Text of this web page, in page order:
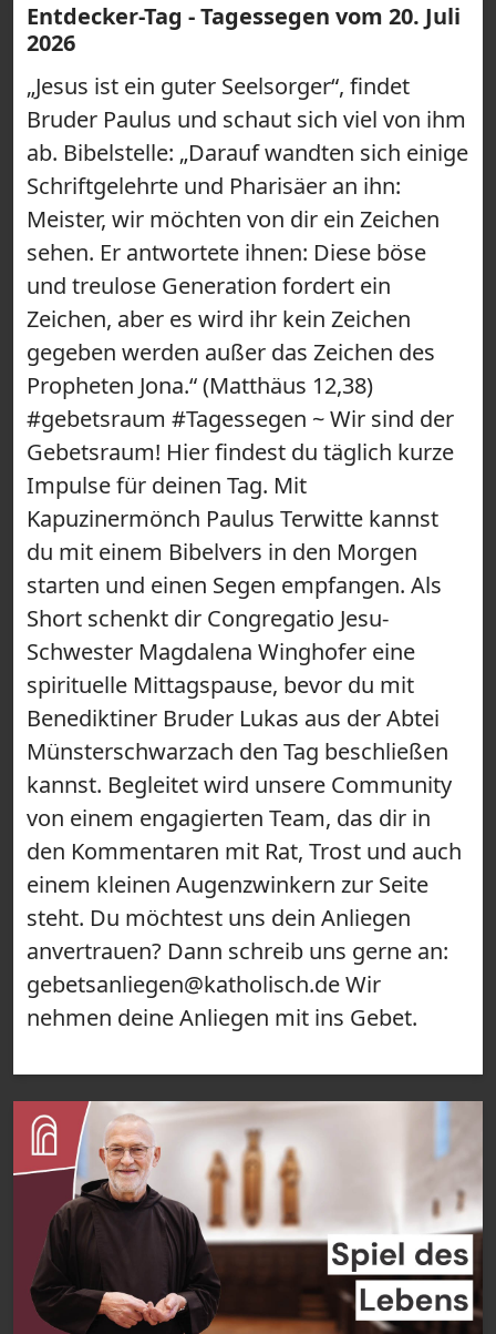
Entdecker-Tag - Tagessegen vom 20. Juli
2026
„Jesus ist ein guter Seelsorger“, findet
Bruder Paulus und schaut sich viel von ihm
ab. Bibelstelle: „Darauf wandten sich einige
Schriftgelehrte und Pharisäer an ihn:
Meister, wir möchten von dir ein Zeichen
sehen. Er antwortete ihnen: Diese böse
und treulose Generation fordert ein
Zeichen, aber es wird ihr kein Zeichen
gegeben werden außer das Zeichen des
Propheten Jona.“ (Matthäus 12,38)
#gebetsraum #Tagessegen ~ Wir sind der
Gebetsraum! Hier findest du täglich kurze
Impulse für deinen Tag. Mit
Kapuzinermönch Paulus Terwitte kannst
du mit einem Bibelvers in den Morgen
starten und einen Segen empfangen. Als
Short schenkt dir Congregatio Jesu-
Schwester Magdalena Winghofer eine
spirituelle Mittagspause, bevor du mit
Benediktiner Bruder Lukas aus der Abtei
Münsterschwarzach den Tag beschließen
kannst. Begleitet wird unsere Community
von einem engagierten Team, das dir in
den Kommentaren mit Rat, Trost und auch
einem kleinen Augenzwinkern zur Seite
steht. Du möchtest uns dein Anliegen
anvertrauen? Dann schreib uns gerne an:
gebetsanliegen@katholisch.de Wir
nehmen deine Anliegen mit ins Gebet.